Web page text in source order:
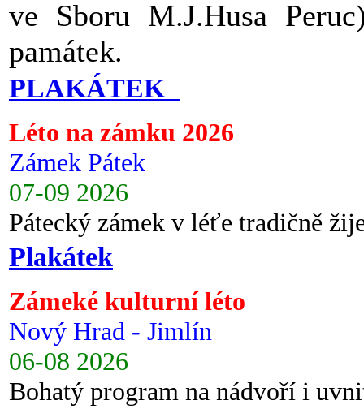
ve Sboru M.J.Husa
památek.
PLAKÁTEK
Léto na zámku 2026
Zámek Pátek
07-09 2026
Pátecký zámek v léťe tradičně
Plakátek
Zámeké kulturní léto
Nový Hrad - Jimlín
06-08 2026
Bohatý program na nádvoří i